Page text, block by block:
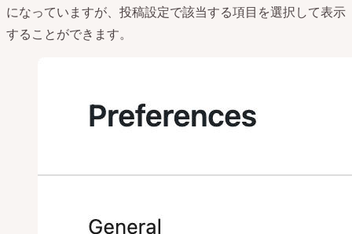
になっていますが、投稿設定で該当する項目を選択して表示
することができます。